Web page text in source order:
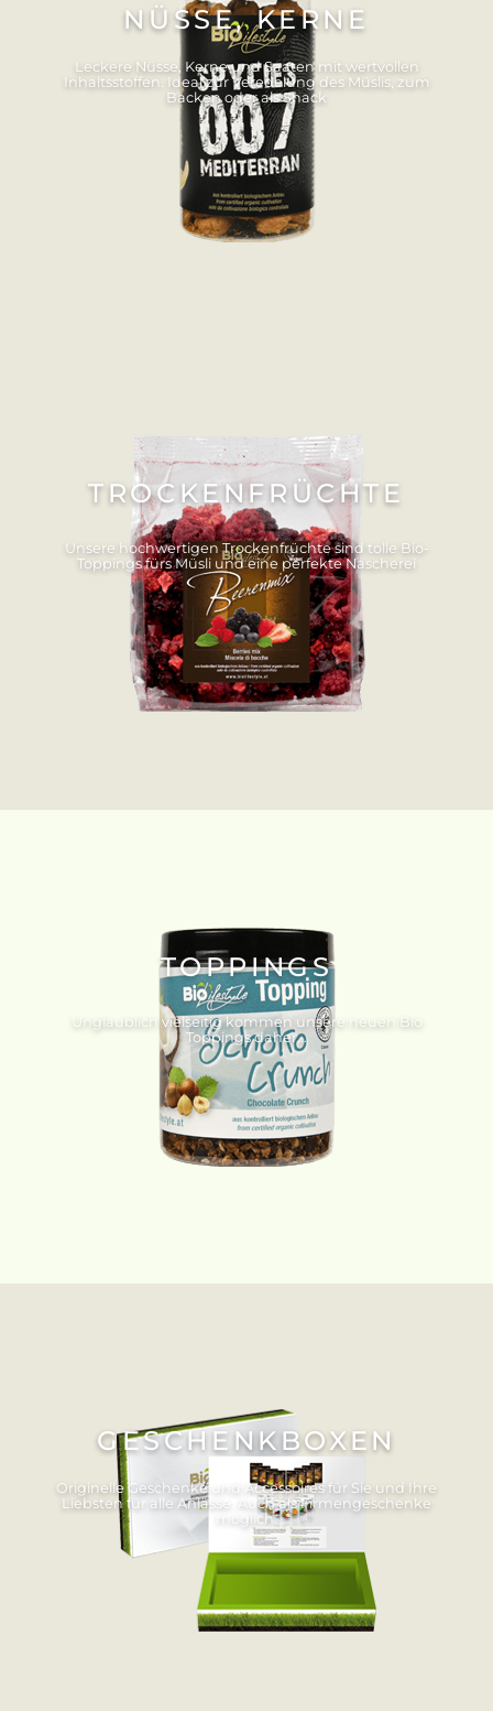
NÜSSE, KERNE
Leckere Nüsse, Kerne und Saaten mit wertvollen
Inhaltsstoffen. Ideal zur Veredelung des Müslis, zum
Backen oder als Snack
TROCKENFRÜCHTE
Unsere hochwertigen Trockenfrüchte sind tolle Bio-
Toppings fürs Müsli und eine perfekte Nascherei
TOPPINGS
Unglaublich vielseitig kommen unsere neuen Bio
Toppings daher...
GESCHENKBOXEN
Originelle Geschenke und Accessoires für Sie und Ihre
Liebsten für alle Anlässe. Auch als Firmengeschenke
möglich.